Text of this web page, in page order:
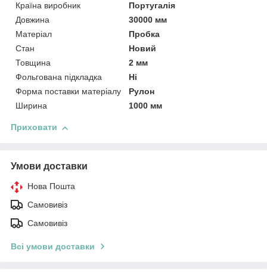
Країна виробник
Португалія
Довжина
30000 мм
Матеріал
Пробка
Стан
Новий
Товщина
2 мм
Фольгована підкладка
Ні
Форма поставки матеріалу
Рулон
Ширина
1000 мм
Приховати
Умови доставки
Нова Пошта
Самовивіз
Самовивіз
Всі умови доставки